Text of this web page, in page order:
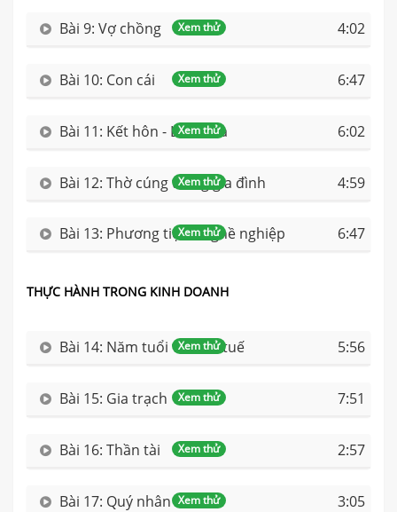
Xem thử
Bài 9: Vợ chồng 4:02
Xem thử
Bài 10: Con cái 6:47
Xem thử
Bài 11: Kết hôn - Làm nhà 6:02
Xem thử
Bài 12: Thờ cúng trong gia đình 4:59
Xem thử
Bài 13: Phương tiện - Nghề nghiệp 6:47
THỰC HÀNH TRONG KINH DOANH
Xem thử
Bài 14: Năm tuổi và Thái tuế 5:56
Xem thử
Bài 15: Gia trạch 7:51
Xem thử
Bài 16: Thần tài 2:57
Xem thử
Bài 17: Quý nhân 3:05